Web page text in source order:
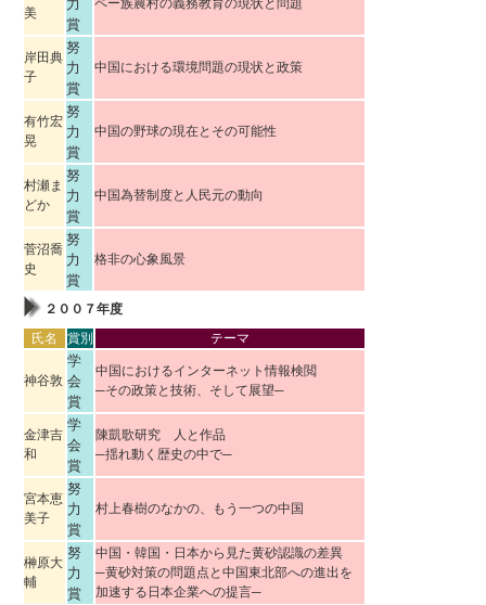
美
賞
岸田典
子
努
力
賞
中国における環境問題の現状と政策
有竹宏
晃
努
力
賞
中国の野球の現在とその可能性
村瀬ま
どか
努
力
賞
中国為替制度と人民元の動向
菅沼喬
史
努
力
賞
格非の心象風景
２００７年度
氏名
賞別 テーマ
神谷敦
学
会
賞
中国におけるインターネット情報検閲
─その政策と技術、そして展望─
金津吉
和
学
会
賞
陳凱歌研究 人と作品
─揺れ動く歴史の中で─
宮本恵
美子
努
力
賞
村上春樹のなかの、もう一つの中国
榊原大
輔
努
力
賞
中国・韓国・日本から見た黄砂認識の差異
─黄砂対策の問題点と中国東北部への進出を
加速する日本企業への提言─